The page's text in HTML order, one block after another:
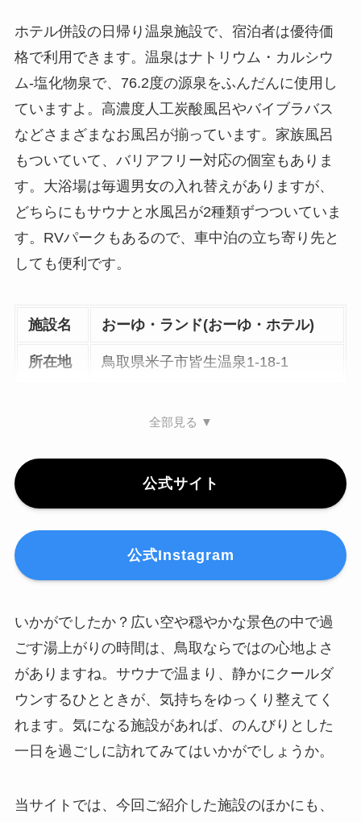
ホテル併設の日帰り温泉施設で、宿泊者は優待価
格で利用できます。温泉はナトリウム・カルシウ
ム-塩化物泉で、76.2度の源泉をふんだんに使用し
ていますよ。高濃度人工炭酸風呂やバイブラバス
などさまざまなお風呂が揃っています。家族風呂
もついていて、バリアフリー対応の個室もありま
す。大浴場は毎週男女の入れ替えがありますが、
どちらにもサウナと水風呂が2種類ずつついていま
す。RVパークもあるので、車中泊の立ち寄り先と
しても便利です。
施設名 おーゆ・ランド(おーゆ・ホテル)
所在地 鳥取県米子市皆生温泉1-18-1
全部見る ▼
公式サイト
公式Instagram
いかがでしたか？広い空や穏やかな景色の中で過
ごす湯上がりの時間は、鳥取ならではの心地よさ
がありますね。サウナで温まり、静かにクールダ
ウンするひとときが、気持ちをゆっくり整えてく
れます。気になる施設があれば、のんびりとした
一日を過ごしに訪れてみてはいかがでしょうか。
当サイトでは、今回ご紹介した施設のほかにも、